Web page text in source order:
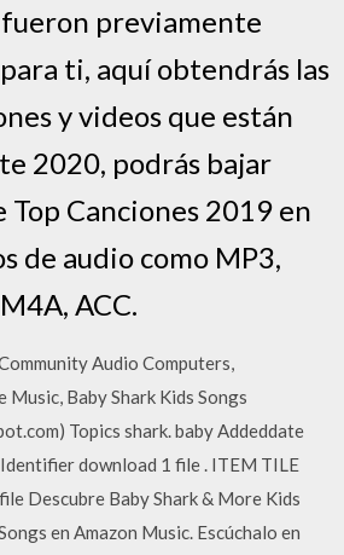
fueron previamente
ti, aquí obtendrás las
y videos que están
2020, podrás bajar
Top Canciones 2019 en
de audio como MP3,
ACC.
Audio Computers,
Music, Baby Shark Kids Songs
Topics shark. baby Addeddate
download 1 file . ITEM TILE
Descubre Baby Shark & More Kids
en Amazon Music. Escúchalo en